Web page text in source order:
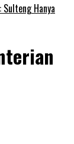
Hanya